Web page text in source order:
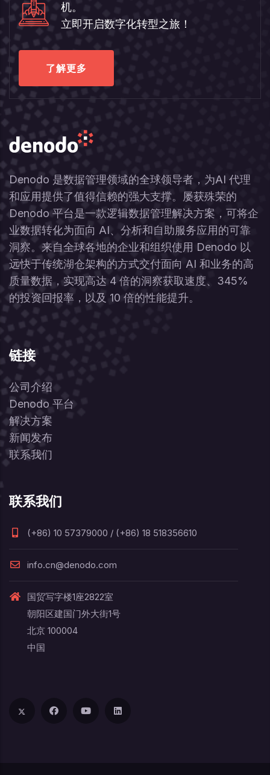
机。
立即开启数字化转型之旅！
了解更多
Denodo 是数据管理领域的全球领导者，为AI 代理
和应用提供了值得信赖的强大支撑。屡获殊荣的
Denodo 平台是一款逻辑数据管理解决方案，可将企
业数据转化为面向 AI、分析和自助服务应用的可靠
洞察。来自全球各地的企业和组织使用 Denodo 以
远快于传统湖仓架构的方式交付面向 AI 和业务的高
质量数据，实现高达 4 倍的洞察获取速度、345%
的投资回报率，以及 10 倍的性能提升。
链接
公司介绍
Denodo 平台
解决方案
新闻发布
联系我们
联系我们
(+86) 10 57379000 / (+86) 18 518356610
info.cn@denodo.com
国贸写字楼1座2822室
朝阳区建国门外大街1号
北京 100004
中国